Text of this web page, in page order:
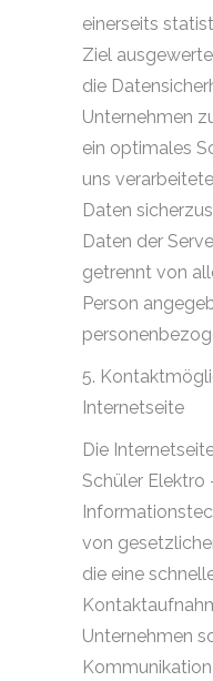
einerseits
Ziel
die
Unternehmen
ein optimales
uns
Daten
Daten der
getrennt von
Person
5.
Internetseite
Die
Schüler Elektro
von
die eine
Unternehmen